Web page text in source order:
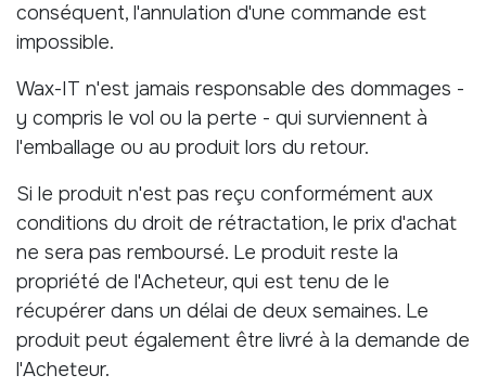
conséquent, l'annulation d'une commande est
impossible.
Wax-IT n'est jamais responsable des dommages -
y compris le vol ou la perte - qui surviennent à
l'emballage ou au produit lors du retour.
Si le produit n'est pas reçu conformément aux
conditions du droit de rétractation, le prix d'achat
ne sera pas remboursé. Le produit reste la
propriété de l'Acheteur, qui est tenu de le
récupérer dans un délai de deux semaines. Le
produit peut également être livré à la demande de
l'Acheteur.